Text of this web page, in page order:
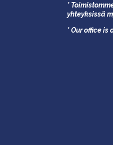
*
yhteyksissä
* Our office